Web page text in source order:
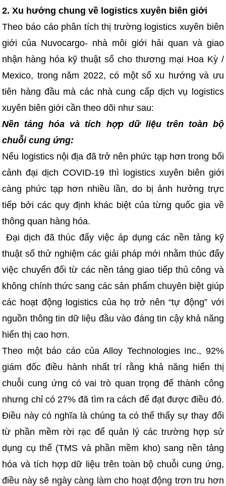
2. Xu hướng chung về logistics xuyên biên giới
Theo báo cáo phân tích thị trường logistics xuyên biên
giới của Nuvocargo- nhà môi giới hải quan và giao
nhận hàng hóa kỹ thuật số cho thương mại Hoa Kỳ /
Mexico, trong năm 2022, có một số xu hướng và ưu
tiên hàng đầu mà các nhà cung cấp dịch vụ logistics
xuyên biên giới cần theo dõi như sau:
Nền tảng hóa và tích hợp dữ liệu trên toàn bộ
chuỗi cung ứng:
Nếu logistics nội địa đã trở nên phức tạp hơn trong bối
cảnh đại dịch COVID-19 thì logistics xuyên biên giới
càng phức tạp hơn nhiều lần, do bị ảnh hưởng trực
tiếp bởi các quy định khác biệt của từng quốc gia về
thông quan hàng hóa.
Đại dịch đã thúc đẩy việc áp dụng các nền tảng kỹ
thuật số thử nghiệm các giải pháp mới nhằm thúc đẩy
việc chuyển đổi từ các nền tảng giao tiếp thủ công và
không chính thức sang các sản phẩm chuyên biệt giúp
các hoạt động logistics của họ trở nên “tự động” với
nguồn thông tin dữ liệu đầu vào đáng tin cậy khả năng
hiển thị cao hơn.
Theo một báo cáo của Alloy Technologies Inc., 92%
giám đốc điều hành nhất trí rằng khả năng hiển thị
chuỗi cung ứng có vai trò quan trọng để thành công
nhưng chỉ có 27% đã tìm ra cách để đạt được điều đó.
Điều này có nghĩa là chúng ta có thể thấy sự thay đổi
từ phần mềm rời rạc để quản lý các trường hợp sử
dụng cụ thể (TMS và phần mềm kho) sang nền tảng
hóa và tích hợp dữ liệu trên toàn bộ chuỗi cung ứng,
điều này sẽ ngày càng làm cho hoạt động trơn tru hơn